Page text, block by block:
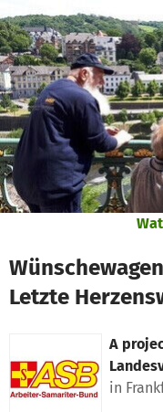
Skip to main content
Show accessibility
Letzte
A
in